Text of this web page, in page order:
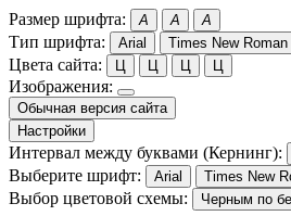
Размер шрифта: A A A
Тип шрифта: Arial Times New Roman
Цвета сайта: Ц Ц Ц Ц
Изображения:
Обычная версия сайта
Настройки
Интервал между буквами (Кернинг):
Выберите шрифт: Arial Times New
Выбор цветовой схемы: Черным по